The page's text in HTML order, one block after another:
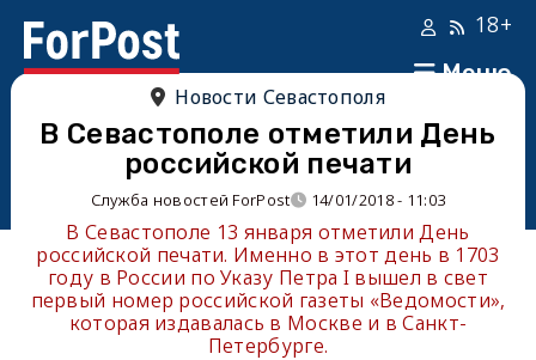
Меню
18+
Новости Севастополя
В Севастополе отметили День
российской печати
Служба новостей ForPost 14/01/2018 - 11:03
В Севастополе 13 января отметили День
российской печати. Именно в этот день в 1703
году в России по Указу Петра I вышел в свет
первый номер российской газеты «Ведомости»,
которая издавалась в Москве и в Санкт-
Петербурге.